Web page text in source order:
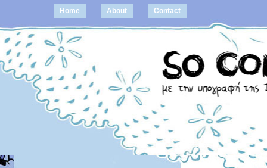
Home About Contact